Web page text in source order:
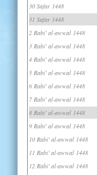
30 Safar 1448
31 Safar 1448
2 Rabi' al-awwal 1448
3 Rabi' al-awwal 1448
4 Rabi' al-awwal 1448
5 Rabi' al-awwal 1448
6 Rabi' al-awwal 1448
7 Rabi' al-awwal 1448
8 Rabi' al-awwal 1448
9 Rabi' al-awwal 1448
10 Rabi' al-awwal 1448
11 Rabi' al-awwal 1448
12 Rabi' al-awwal 1448